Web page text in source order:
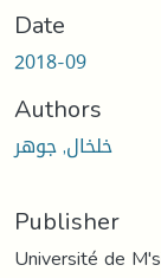
Date
2018-09
Authors
خلخال, جوهر
Publisher
Université de